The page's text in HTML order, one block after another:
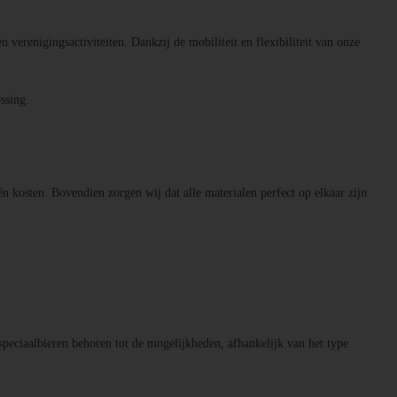
verenigingsactiviteiten. Dankzij de mobiliteit en flexibiliteit van onze
kosten. Bovendien zorgen wij dat alle materialen perfect op elkaar zijn
behoren tot de mogelijkheden, afhankelijk van het type